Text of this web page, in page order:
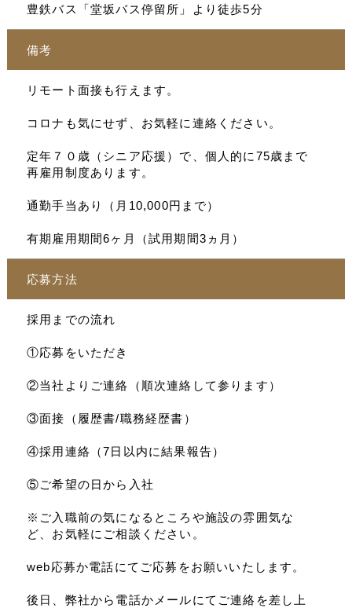
豊鉄バス「堂坂バス停留所」より徒歩5分
備考
リモート面接も行えます。
コロナも気にせず、お気軽に連絡ください。
定年７０歳（シニア応援）で、個人的に75歳まで
再雇用制度あります。
通勤手当あり（月10,000円まで）
有期雇用期間6ヶ月（試用期間3ヵ月）
応募方法
採用までの流れ
①応募をいただき
②当社よりご連絡（順次連絡して参ります）
③面接（履歴書/職務経歴書）
④採用連絡（7日以内に結果報告）
⑤ご希望の日から入社
※ご入職前の気になるところや施設の雰囲気な
ど、お気軽にご相談ください。
web応募か電話にてご応募をお願いいたします。
後日、弊社から電話かメールにてご連絡を差し上